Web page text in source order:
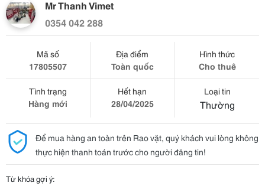
Mr Thanh Vimet
0354 042 288
Mã số
17805507
Địa điểm
Toàn quốc
Hình thức
Cho thuê
Tình trạng
Hàng mới
Hết hạn
28/04/2025
Loại tin
Thường
Để mua hàng an toàn trên Rao vặt, quý khách vui lòng không
thực hiện thanh toán trước cho người đăng tin!
Từ khóa gợi ý: